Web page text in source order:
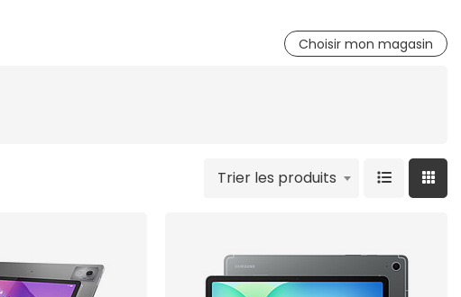
Choisir mon magasin
Trier les produits